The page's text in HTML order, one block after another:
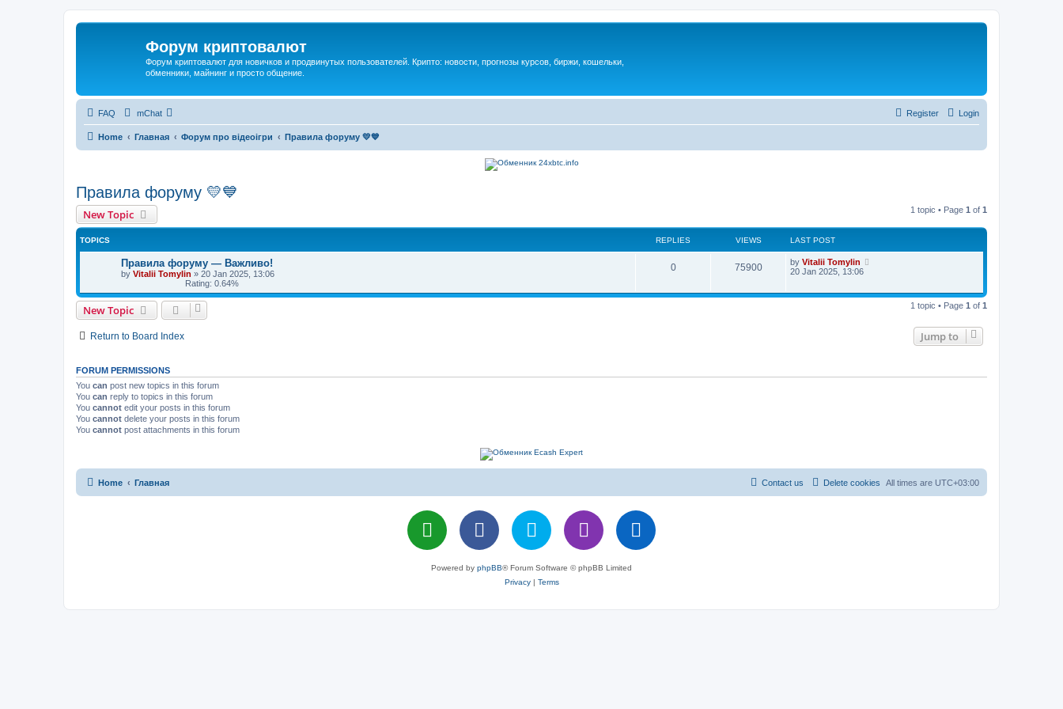
Форум криптовалют
Форум криптовалют для новичков и продвинутых пользователей. Крипто: новости, прогнозы курсов, биржи, кошельки,
обменники, майнинг и просто общение.
FAQ mChat Login
Register
Home Главная Форум про відеоігри Правила форуму 💛💙
Правила форуму 💛💙
New Topic 1 topic • Page 1 of 1
TOPICS REPLIES VIEWS LAST POST
Правила форуму — Важливо!
by Vitalii Tomylin » 20 Jan 2025, 13:06
Rating: 0.64%
0 75900 by Vitalii Tomylin
20 Jan 2025, 13:06
New Topic 1 topic • Page 1 of 1
Return to Board Index Jump to
FORUM PERMISSIONS
You can post new topics in this forum
You can reply to topics in this forum
You cannot edit your posts in this forum
You cannot delete your posts in this forum
You cannot post attachments in this forum
Home Главная All times are UTC+03:00
Delete cookies
Contact us
Powered by phpBB® Forum Software © phpBB Limited
Privacy| Terms